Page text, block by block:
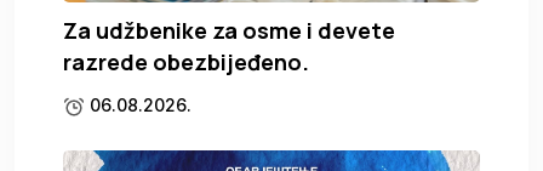
Za udžbenike za osme i devete
razrede obezbijeđeno.
06.08.2026.